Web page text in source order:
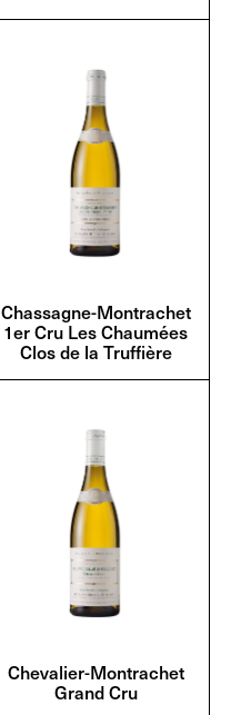
Chassagne-Montrachet
1er Cru Les Chaumées
Clos de la Truffière
Chevalier-Montrachet
Grand Cru